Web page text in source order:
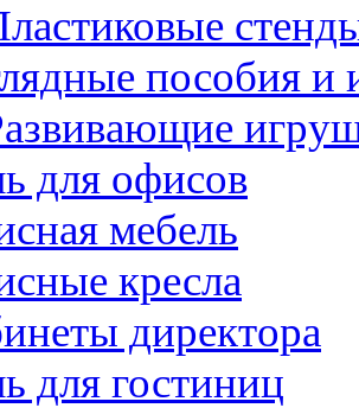
пособия и
для офисов
мебель
кресла
директора
для гостиниц